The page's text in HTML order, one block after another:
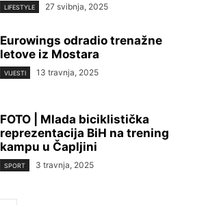
LIFESTYLE 27 svibnja, 2025
Eurowings odradio trenažne
letove iz Mostara
VIJESTI 13 travnja, 2025
FOTO | Mlada biciklistička
reprezentacija BiH na trening
kampu u Čapljini
SPORT 3 travnja, 2025